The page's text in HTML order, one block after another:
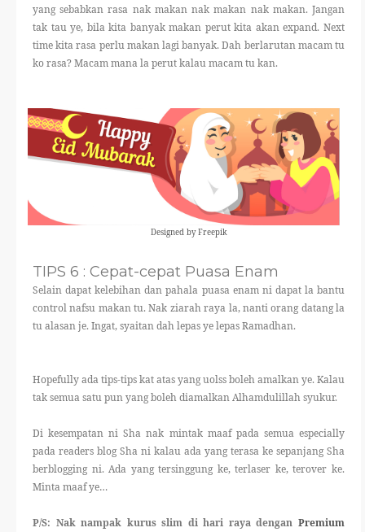
yang sebabkan rasa nak makan nak makan nak makan. Jangan
tak tau ye, bila kita banyak makan perut kita akan expand. Next
time kita rasa perlu makan lagi banyak. Dah berlarutan macam tu
ko rasa? Macam mana la perut kalau macam tu kan.
Designed by Freepik
TIPS 6 : Cepat-cepat Puasa Enam
Selain dapat kelebihan dan pahala puasa enam ni dapat la bantu
control nafsu makan tu. Nak ziarah raya la, nanti orang datang la
tu alasan je. Ingat, syaitan dah lepas ye lepas Ramadhan.
Hopefully ada tips-tips kat atas yang uolss boleh amalkan ye. Kalau
tak semua satu pun yang boleh diamalkan Alhamdulillah syukur.
Di kesempatan ni Sha nak mintak maaf pada semua especially
pada readers blog Sha ni kalau ada yang terasa ke sepanjang Sha
berblogging ni. Ada yang tersinggung ke, terlaser ke, terover ke.
Minta maaf ye…
P/S: Nak nampak kurus slim di hari raya dengan Premium